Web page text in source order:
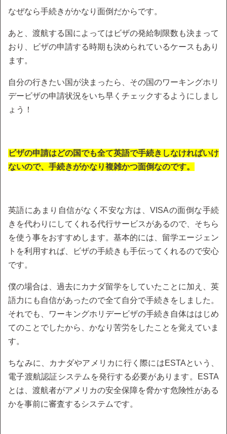
なぜなら手続きがかなり面倒だからです。
あと、渡航する国によってはビザの発給制限数も決まって
おり、ビザの申請する時期も決められているケースもあり
ます。
自分の行きたい国が決まったら、その国のワーキングホリ
デービザの申請状況をいち早くチェックするようにしまし
ょう！
ビザの申請はどの国でも全て英語で手続きしなければいけ
ないので、手続きがかなり複雑かつ面倒なのです。
英語にあまり自信がなく不安な方は、VISAの面倒な手続
きを代わりにしてくれる代行サービスがあるので、そちら
を使う事をおすすめします。基本的には、留学エージェン
トを利用すれば、ビザの手続きも手伝ってくれるので安心
です。
僕の場合は、過去にカナダ留学をしていたことに加え、英
語力にも自信があったので全て自分で手続きをしました。
それでも、ワーキングホリデービザの手続き自体ははじめ
てのことでしたから、かなり苦労をしたことを覚えていま
す。
ちなみに、カナダやアメリカに行く際にはESTAという、
電子渡航認証システムを発行する必要があります。ESTA
とは、渡航者がアメリカの安全保障を脅かす危険性がある
かを事前に審査するシステムです。